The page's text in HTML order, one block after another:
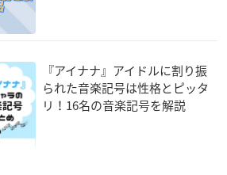
『アイナナ』アイドルに割り振
られた音楽記号は性格とピッタ
リ！16名の音楽記号を解説